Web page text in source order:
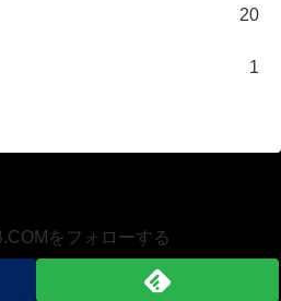
20
1
をフォローする